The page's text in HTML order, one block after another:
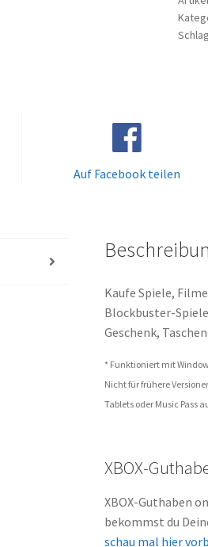
Auf Facebook teilen
Kaufe Spiele,
Blockbuster-
Geschenk,
* Funktioniert mit
Nicht für frühere
Tablets oder Music Pass
XBOX-
XBOX-Guthaben
bekommst du
schau mal hier